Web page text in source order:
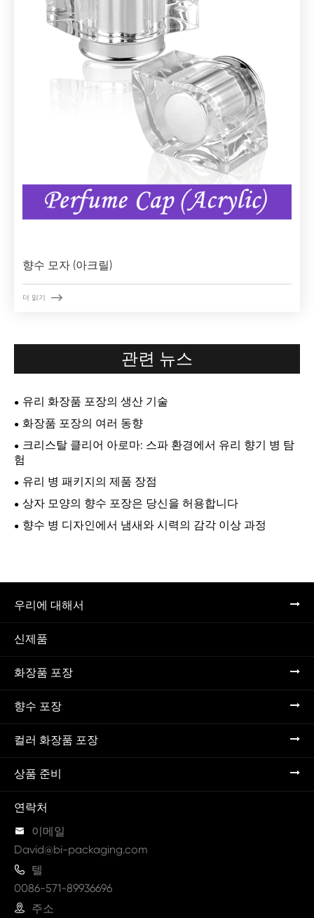
향수 모자 (아크릴)
더 읽기 
관련 뉴스
유리 화장품 포장의 생산 기술
화장품 포장의 여러 동향
크리스탈 클리어 아로마: 스파 환경에서 유리 향기 병 탐
험
유리 병 패키지의 제품 장점
상자 모양의 향수 포장은 당신을 허용합니다
향수 병 디자인에서 냄새와 시력의 감각 이상 과정
우리에 대해서
신제품
화장품 포장
향수 포장
컬러 화장품 포장
상품 준비
연락처
 이메일
David@bi-packaging.com
 텔
0086-571-89936696
 주소